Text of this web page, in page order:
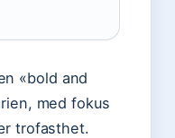
«bold and
med fokus
trofasthet.